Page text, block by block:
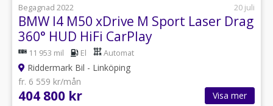
Begagnad 2022
20 juli
BMW I4 M50 xDrive M Sport Laser Drag
360° HUD HiFi CarPlay
11 953 mil El Automat
Riddermark Bil - Linköping
fr. 6 559 kr/mån
404 800 kr Visa mer